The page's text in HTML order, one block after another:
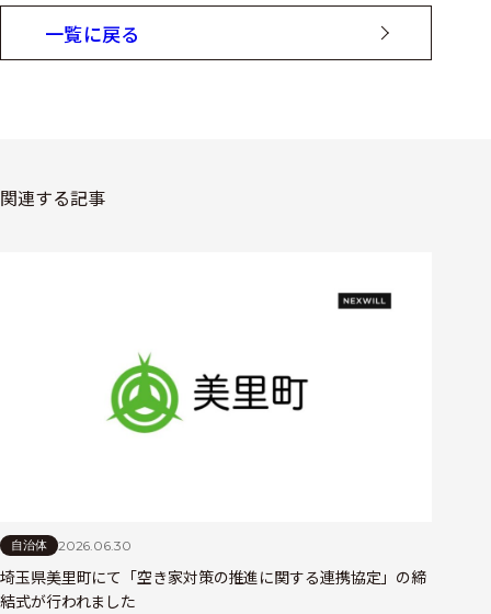
一覧に戻る
関連する記事
自治体 2026.06.30
埼玉県美里町にて「空き家対策の推進に関する連携協定」の締
結式が行われました